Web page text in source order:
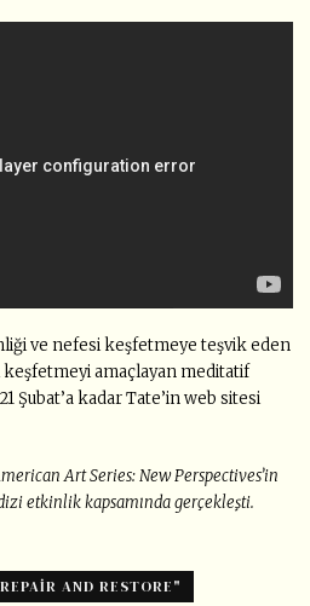
ve nefesi keşfetmeye teşvik eden
amaçlayan meditatif
Şubat’a kadar Tate’in web sitesi
Art Series: New Perspectives’in
etkinlik kapsamında gerçekleşti.
AND RESTORE"